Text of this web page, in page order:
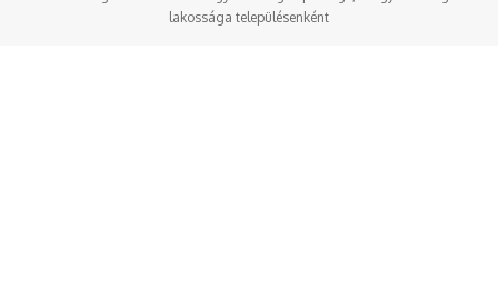
lakossága településenként